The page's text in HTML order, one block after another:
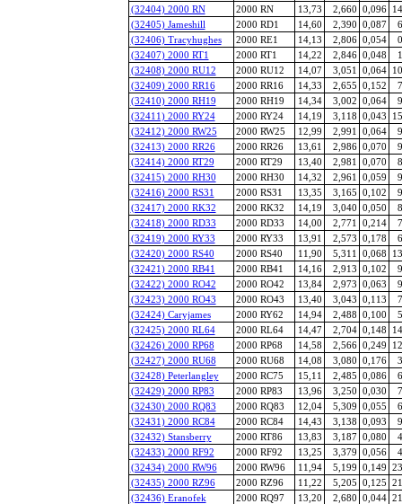
(32404) 2000 RN
2000 RN 13,73 2,660 0,096
(32405) Jameshill
2000 RD1 14,60 2,390 0,087
(32406) Tracyhughes
2000 RE1 14,13 2,806 0,054
(32407) 2000 RT1
2000 RT1 14,22 2,846 0,048
(32408) 2000 RU12
2000 RU12 14,07 3,051 0,064
(32409) 2000 RR16
2000 RR16 14,33 2,655 0,152
(32410) 2000 RH19
2000 RH19 14,34 3,002 0,064
(32411) 2000 RY24
2000 RY24 14,19 3,118 0,043
(32412) 2000 RW25
2000 RW25 12,99 2,991 0,064
(32413) 2000 RR26
2000 RR26 13,61 2,986 0,070
(32414) 2000 RT29
2000 RT29 13,40 2,981 0,070
(32415) 2000 RH30
2000 RH30 14,32 2,961 0,059
(32416) 2000 RS31
2000 RS31 13,35 3,165 0,102
(32417) 2000 RK32
2000 RK32 14,19 3,040 0,050
(32418) 2000 RD33
2000 RD33 14,00 2,771 0,214
(32419) 2000 RY33
2000 RY33 13,91 2,573 0,178
(32420) 2000 RS40
2000 RS40 11,90 5,311 0,068
(32421) 2000 RB41
2000 RB41 14,16 2,913 0,102
(32422) 2000 RO42
2000 RO42 13,84 2,973 0,063
(32423) 2000 RO43
2000 RO43 13,40 3,043 0,113
(32424) Caryjames
2000 RY62 14,94 2,488 0,100
(32425) 2000 RL64
2000 RL64 14,47 2,704 0,148
(32426) 2000 RP68
2000 RP68 14,58 2,566 0,249
(32427) 2000 RU68
2000 RU68 14,08 3,080 0,176
(32428) Peterlangley
2000 RC75 15,11 2,485 0,086
(32429) 2000 RP83
2000 RP83 13,96 3,250 0,030
(32430) 2000 RQ83
2000 RQ83 12,04 5,309 0,055
(32431) 2000 RC84
2000 RC84 14,43 3,138 0,093
(32432) Stansberry
2000 RT86 13,83 3,187 0,080
(32433) 2000 RF92
2000 RF92 13,25 3,379 0,056
(32434) 2000 RW96
2000 RW96 11,94 5,199 0,149
(32435) 2000 RZ96
2000 RZ96 11,22 5,205 0,125
(32436) Eranofek
2000 RQ97 13,20 2,680 0,044